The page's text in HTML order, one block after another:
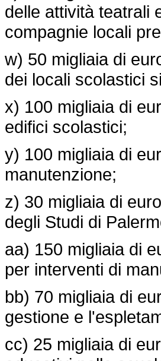
delle attività teatrali
compagnie locali
w) 50 migliaia di
dei locali scolastici
x) 100 migliaia di
edifici scolastici;
y) 100 migliaia di
manutenzione;
z) 30 migliaia di
degli Studi di
aa) 150 migliaia di
per interventi di
bb) 70 migliaia di
gestione e
cc) 25 migliaia di